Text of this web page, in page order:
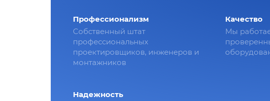
Профессионализм
Собственный штат
профессиональных
проектировщиков, инженеров и
монтажников
Качество
Мы
Надежность